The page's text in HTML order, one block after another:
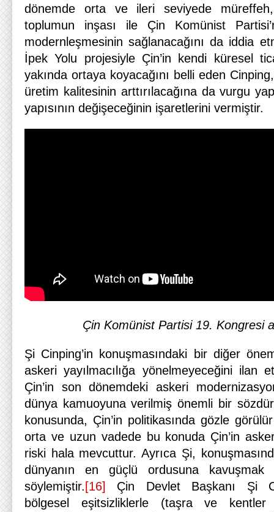
dönemde orta ve ileri seviyede
toplumun inşası ile Çin Komünist
modernleşmesinin sağlanacağını da iddia
İpek Yolu projesiyle Çin’in kendi küresel
yakında ortaya koyacağını belli eden
üretim kalitesinin arttırılacağına da vurgu
yapısının değişeceğinin işaretlerini vermiştir.
Çin Komünist Partisi 19. Kongresi
Şi Cinping’in konuşmasındaki bir diğer
askeri yayılmacılığa yönelmeyeceğini ilan
Çin’in son dönemdeki askeri
dünya kamuoyuna verilmiş önemli bir
konusunda, Çin’in politikasında gözle
orta ve uzun vadede bu konuda Çin’in
riski hala mevcuttur. Ayrıca Şi,
dünyanın en güçlü ordusuna kavuşmak
söylemiştir. [16]
Çin Devlet Başkanı Şi
bölgesel eşitsizliklerle (taşra ve kentler